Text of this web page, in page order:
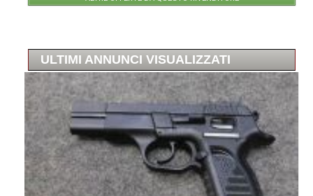
ULTIMI ANNUNCI VISUALIZZATI